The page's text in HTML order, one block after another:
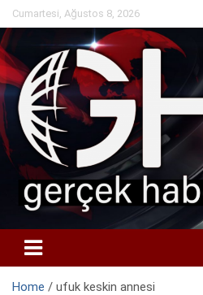
Skip
to
content
Cumartesi, Ağustos 8, 2026
Home ufuk keskin annesi